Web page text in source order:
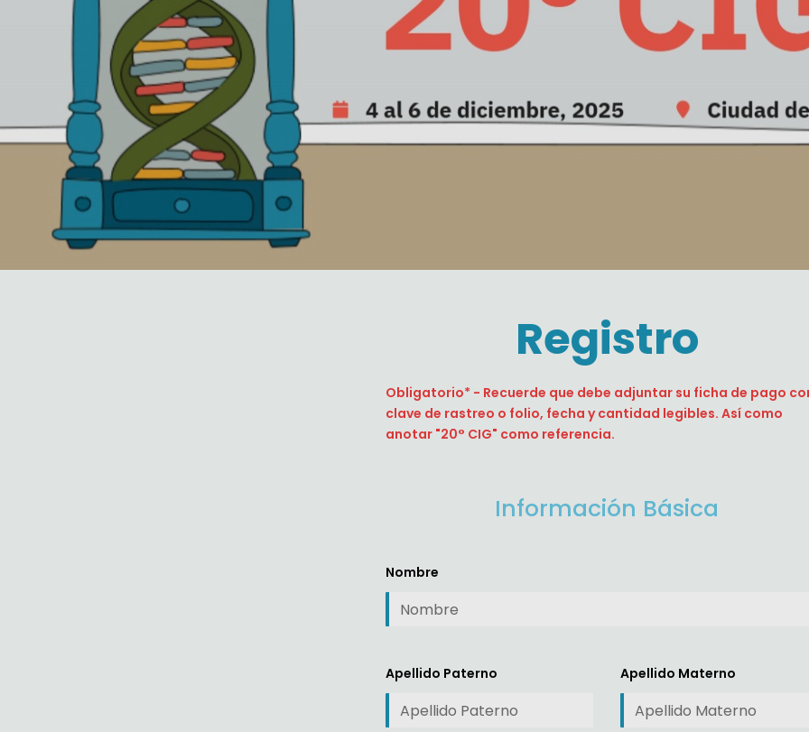
Registro
Obligatorio* - Recuerde que debe adjuntar su ficha de pago
clave de rastreo o folio, fecha y cantidad legibles. Así como
anotar "20° CIG" como referencia.
Información Básica
Nombre
Apellido Paterno Apellido Materno